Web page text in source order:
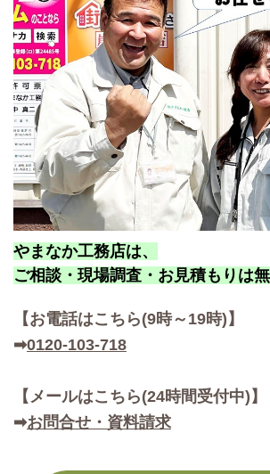
やまなか工務店は、
ご相談・現場調査・お見積もりは無
【お電話はこちら(9時～19時)】
➡0120-103-718
【メールはこちら(24時間受付中)】
➡お問合せ・資料請求